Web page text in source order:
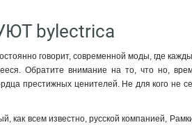
bylectrica
говорит, современной моды, где
Обратите внимание на то, что но,
престижных ценителей. Не для кого не
как всем известно, русской компанией,